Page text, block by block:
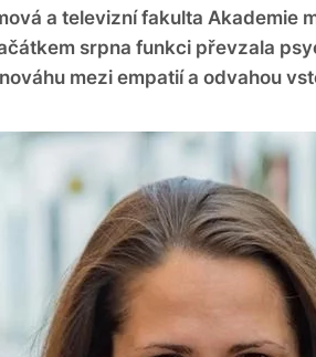
a televizní fakulta Akademie
srpna funkci převzala
mezi empatií a odvahou